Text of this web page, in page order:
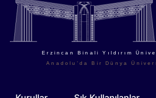
Erzincan Binali Yıldırım
Anadolu'da Bir Dünya